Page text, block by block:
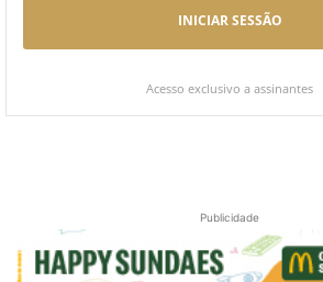
INICIAR SESSÃO
Acesso exclusivo a assinantes
Publicidade